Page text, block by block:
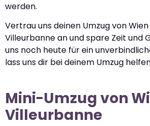
werden.
Vertrau uns deinen Umzug von
Villeurbanne an und spare Zeit und
uns noch heute für ein
lass uns dir bei deinem Umzug
Mini-Umzug von
Villeurbanne